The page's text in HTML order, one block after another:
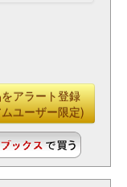
アラート登録
ユーザー限定)